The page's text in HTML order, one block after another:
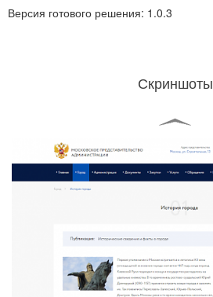
Версия готового решения: 1.0.3
Скриншоты